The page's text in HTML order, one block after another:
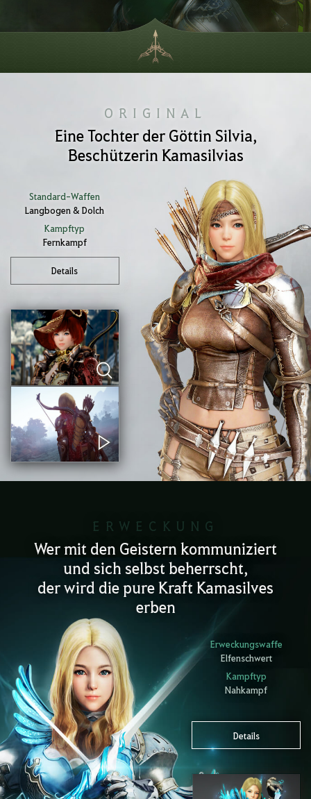
ORIGINAL
Eine Tochter der Göttin Silvia,
Beschützerin Kamasilvias
Standard-Waffen
Langbogen & Dolch
Kampftyp
Fernkampf
Details
ERWECKUNG
Wer mit den Geistern kommuniziert
und sich selbst beherrscht,
der wird die pure Kraft Kamasilves
erben
Erweckungswaffe
Elfenschwert
Kampftyp
Nahkampf
Details